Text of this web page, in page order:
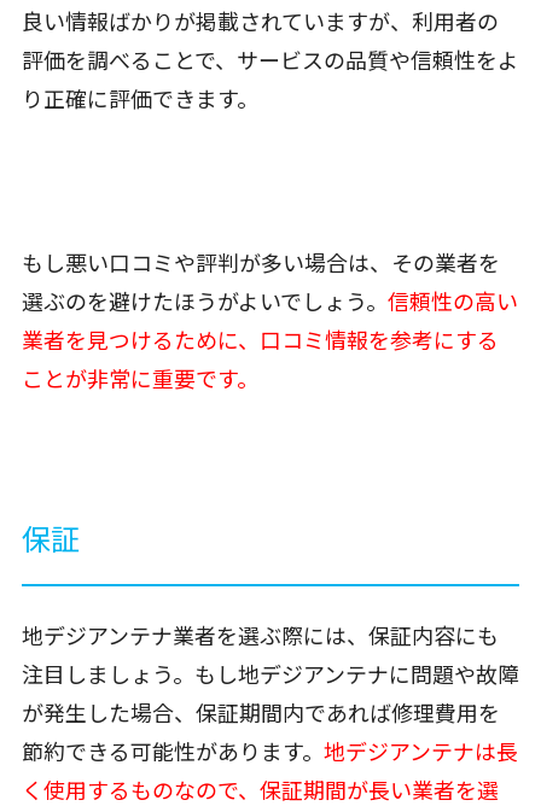
良い情報ばかりが掲載されていますが、利用者の
評価を調べることで、サービスの品質や信頼性をよ
り正確に評価できます。
もし悪い口コミや評判が多い場合は、その業者を
選ぶのを避けたほうがよいでしょう。 信頼性の高い
業者を見つけるために、口コミ情報を参考にする
ことが非常に重要です。
保証
地デジアンテナ業者を選ぶ際には、保証内容にも
注目しましょう。もし地デジアンテナに問題や故障
が発生した場合、保証期間内であれば修理費用を
節約できる可能性があります。 地デジアンテナは長
く使用するものなので、保証期間が長い業者を選